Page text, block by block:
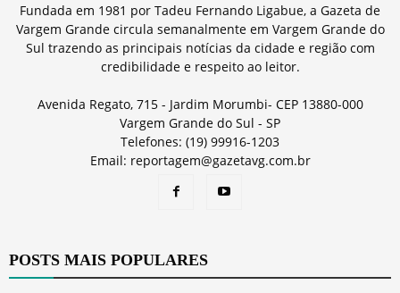
Fundada em 1981 por Tadeu Fernando Ligabue, a Gazeta de
Vargem Grande circula semanalmente em Vargem Grande do
Sul trazendo as principais notícias da cidade e região com
credibilidade e respeito ao leitor.
Avenida Regato, 715 - Jardim Morumbi- CEP 13880-000
Vargem Grande do Sul - SP
Telefones: (19) 99916-1203
Email: reportagem@gazetavg.com.br
POSTS MAIS POPULARES